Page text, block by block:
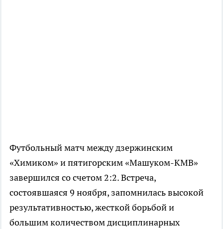
Футбольный матч между дзержинским
«Химиком» и пятигорским «Машуком-КМВ»
завершился со счетом 2:2. Встреча,
состоявшаяся 9 ноября, запомнилась высокой
результативностью, жесткой борьбой и
большим количеством дисциплинарных